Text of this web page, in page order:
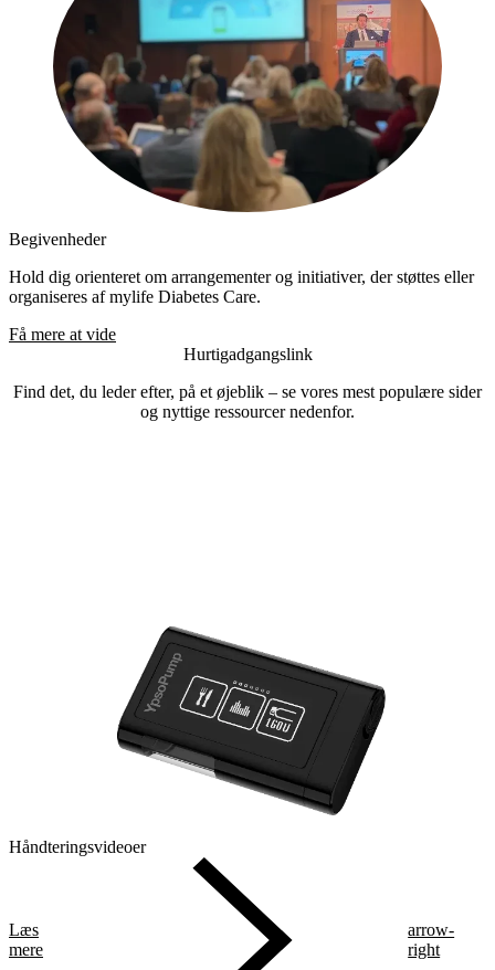
Begivenheder
Hold dig orienteret om arrangementer og initiativer, der støttes eller
organiseres af mylife Diabetes Care.
Få mere at vide
Hurtigadgangslink
Find det, du leder efter, på et øjeblik – se vores mest populære sider
og nyttige ressourcer nedenfor.
Håndteringsvideoer
Læs
mere
arrow-
right